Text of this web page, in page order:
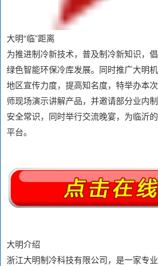
大明“临”距离
为推进制冷新技术，普及制冷新知识，
绿色智能环保冷库发展。同时推广大明
地区宣传力度，提高知名度，特举办本
师现场演示讲解产品，并邀请部分业内
安全常识，同时举行交流晚宴，为临沂
平台。
大明介绍
浙江大明制冷科技有限公司，是一家专